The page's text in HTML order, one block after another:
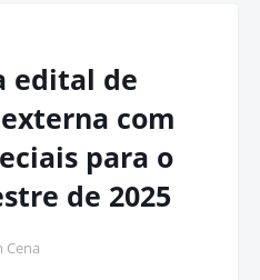
edital de
com
para o
de 2025
Cena